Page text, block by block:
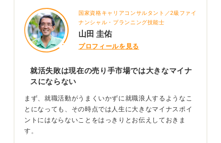
国家資格キャリアコンサルタント／2級ファイ
ナンシャル・プランニング技能士
山田 圭佑
プロフィールを見る
就活失敗は現在の売り手市場では大きなマイナ
スにならない
まず、就職活動がうまくいかずに就職浪人するようなこ
とになっても、その時点では人生に大きなマイナスポイ
ントにはならないことをはっきりとお伝えしておきま
す。